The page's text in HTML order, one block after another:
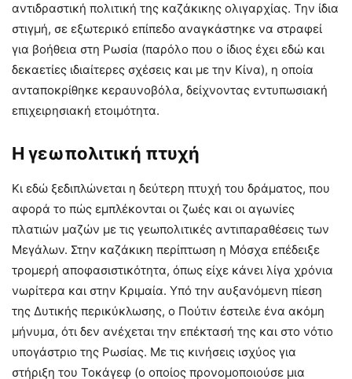
αντιδραστική πολιτική της καζάκικης ολιγαρχίας. Την ίδια
στιγμή, σε εξωτερικό επίπεδο αναγκάστηκε να στραφεί
για βοήθεια στη Ρωσία (παρόλο που ο ίδιος έχει εδώ και
δεκαετίες ιδιαίτερες σχέσεις και με την Κίνα), η οποία
ανταποκρίθηκε κεραυνοβόλα, δείχνοντας εντυπωσιακή
επιχειρησιακή ετοιμότητα.
Η γεωπολιτική πτυχή
Κι εδώ ξεδιπλώνεται η δεύτερη πτυχή του δράματος, που
αφορά το πώς εμπλέκονται οι ζωές και οι αγωνίες
πλατιών μαζών με τις γεωπολιτικές αντιπαραθέσεις των
Μεγάλων. Στην καζάκικη περίπτωση η Μόσχα επέδειξε
τρομερή αποφασιστικότητα, όπως είχε κάνει λίγα χρόνια
νωρίτερα και στην Κριμαία. Υπό την αυξανόμενη πίεση
της Δυτικής περικύκλωσης, ο Πούτιν έστειλε ένα ακόμη
μήνυμα, ότι δεν ανέχεται την επέκτασή της και στο νότιο
υπογάστριο της Ρωσίας. Με τις κινήσεις ισχύος για
στήριξη του Τοκάγεφ (ο οποίος προνομοποιούσε μια